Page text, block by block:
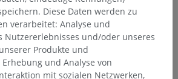
Diese Daten werden zu
verarbeitet: Analyse und
Nutzererlebnisses und/oder unseres
Produkte und
und Analyse von
mit sozialen Netzwerken,